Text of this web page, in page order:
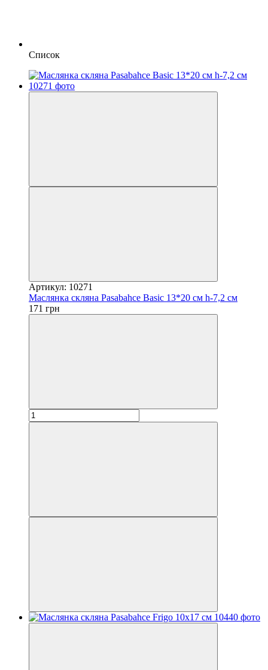
Список
Артикул: 10271
Маслянка скляна Pasabahce Basic 13*20 см h-7,2 см
171 грн